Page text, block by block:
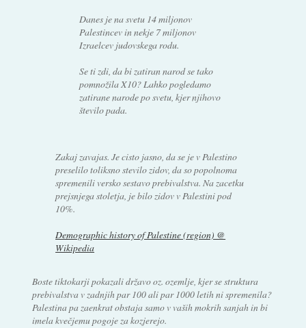
Danes je na svetu 14 miljonov
Palestincev in nekje 7 miljonov
Izraelcev judovskega rodu.
Se ti zdi, da bi zatiran narod se tako
pomnožila X10? Lahko pogledamo
zatirane narode po svetu, kjer njihovo
število pada.
Zakaj zavajas. Je cisto jasno, da se je v Palestino
preselilo toliksno stevilo zidov, da so popolnoma
spremenili versko sestavo prebivalstva. Na zacetku
prejsnjega stoletja, je bilo zidov v Palestini pod
10%.
Demographic history of Palestine (region) @
Wikipedia
Boste tiktokarji pokazali državo oz. ozemlje, kjer se struktura
prebivalstva v zadnjih par 100 ali par 1000 letih ni spremenila?
Palestina pa zaenkrat obstaja samo v vaših mokrih sanjah in bi
imela kvečjemu pogoje za kozjerejo.